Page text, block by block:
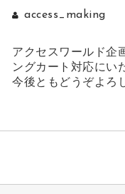
access_making
アクセスワールド企
ングカート対応にい
今後ともどうぞよろ